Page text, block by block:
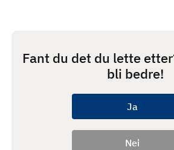
Fant du det du lette
bli bedre!